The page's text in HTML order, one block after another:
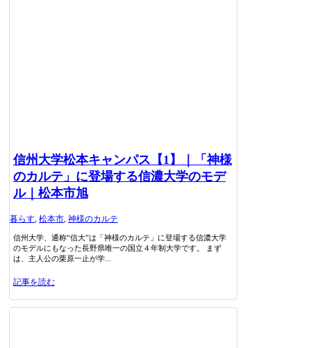
信州大学松本キャンパス【1】｜「神様
のカルテ」に登場する信濃大学のモデ
ル｜松本市旭
暮らす, 松本市, 神様のカルテ
信州大学、通称“信大”は「神様のカルテ」に登場する信濃大学
のモデルにもなった長野県唯一の国立４年制大学です。 まず
は、主人公の栗原一止が学...
記事を読む